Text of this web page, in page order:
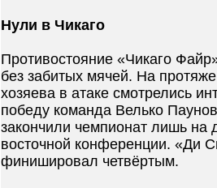
Нули в Чикаго
Противостояние «Чикаго
без забитых мячей. На
хозяева в атаке смотрелись
победу команда Велько
закончили чемпионат лишь на
восточной конференции. «Ди
финишировал четвёртым.